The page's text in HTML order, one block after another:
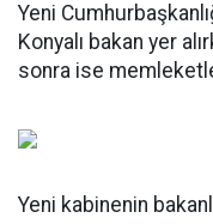
Yeni
Konyalı bakan yer
sonra ise
Yeni kabinenin